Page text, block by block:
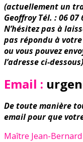
(actuellement un
Geoffroy Tél. : 06 07
N’hésitez pas à
pas répondu à
ou vous pouvez
l’adresse ci-dessous)
Email :
De toute manière
email pour que
Maître Jean-